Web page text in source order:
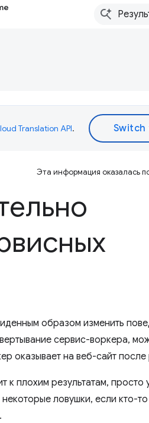
Translation API.
Эта информация оказалась
образом изменить
сервис-воркера,
оказывает на веб-сайт после
к плохим результатам, просто
ловушки, если кто-то